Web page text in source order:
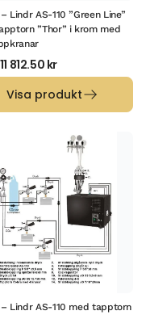
Lindr AS-110 ”Green Line”
”Thor” i krom med
11 812.50 kr
Visa produkt
Lindr AS-110 med tapptorn